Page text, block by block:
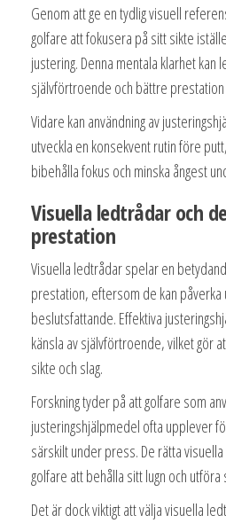
Genom att ge en tydlig visuell
golfare att fokusera på sitt sikte
justering. Denna mentala klarhet kan
självförtroende och bättre
Vidare kan användning av
utveckla en konsekvent rutin före
bibehålla fokus och minska ångest
Visuella ledtrådar och
prestation
Visuella ledtrådar spelar en
prestation, eftersom de kan påverka
beslutsfattande. Effektiva
känsla av självförtroende, vilket gör
sikte och slag.
Forskning tyder på att golfare som
justeringshjälpmedel ofta upplever
särskilt under press. De rätta
golfare att behålla sitt lugn och
Det är dock viktigt att välja visuella